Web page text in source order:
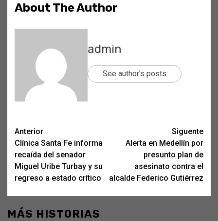
About The Author
admin
See author's posts
Post
navigation
Anterior
Clínica Santa Fe informa
recaída del senador
Miguel Uribe Turbay y su
regreso a estado crítico
Siguente
Alerta en Medellín por
presunto plan de
asesinato contra el
alcalde Federico Gutiérrez
MÁS HISTORIAS